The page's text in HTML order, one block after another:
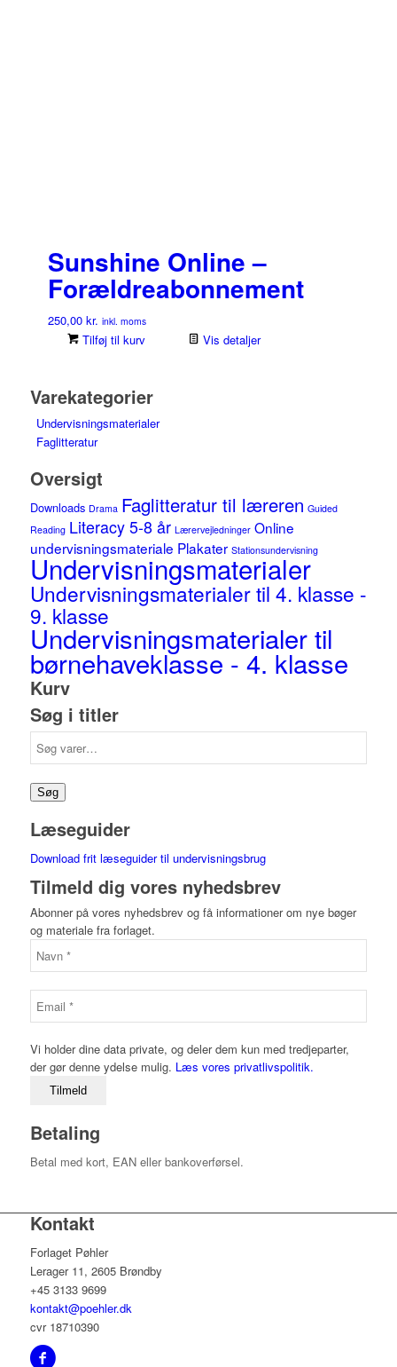
Sunshine Online –
Forældreabonnement
250,00 kr. inkl. moms
Tilføj til kurv Vis detaljer
Varekategorier
Undervisningsmaterialer
Faglitteratur
Oversigt
Downloads Drama Faglitteratur til læreren Guided
Reading Literacy 5-8 år Lærervejledninger Online
undervisningsmateriale Plakater Stationsundervisning
Undervisningsmaterialer
Undervisningsmaterialer til 4. klasse -
9. klasse
Undervisningsmaterialer til
børnehaveklasse - 4. klasse
Kurv
Søg i titler
efter:
Søg
Læseguider
Download frit læseguider til undervisningsbrug
Tilmeld dig vores nyhedsbrev
Abonner på vores nyhedsbrev og få informationer om nye bøger
og materiale fra forlaget.
Vi holder dine data private, og deler dem kun med tredjeparter,
der gør denne ydelse mulig. Læs vores privatlivspolitik.
Betaling
Betal med kort, EAN eller bankoverførsel.
Kontakt
Forlaget Pøhler
Lerager 11, 2605 Brøndby
+45 3133 9699
kontakt@poehler.dk
cvr 18710390